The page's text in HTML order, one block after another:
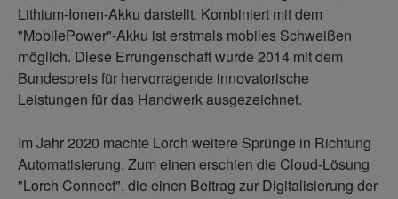
Lithium-Ionen-Akku darstellt. Kombiniert mit dem
"MobilePower"-Akku ist erstmals mobiles Schweißen
möglich. Diese Errungenschaft wurde 2014 mit dem
Bundespreis für hervorragende innovatorische
Leistungen für das Handwerk ausgezeichnet.
Im Jahr 2020 machte Lorch weitere Sprünge in Richtung
Automatisierung. Zum einen erschien die Cloud-Lösung
"Lorch Connect", die einen Beitrag zur Digitalisierung der